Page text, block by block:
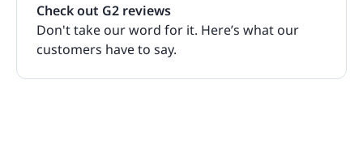
Check out G2 reviews
Don't take our word for it. Here’s what our
customers have to say.